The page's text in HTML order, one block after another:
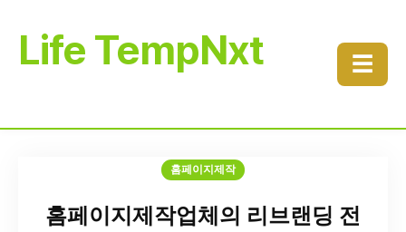
Life TempNxt ☰
홈페이지제작
홈페이지제작업체의 리브랜딩 전